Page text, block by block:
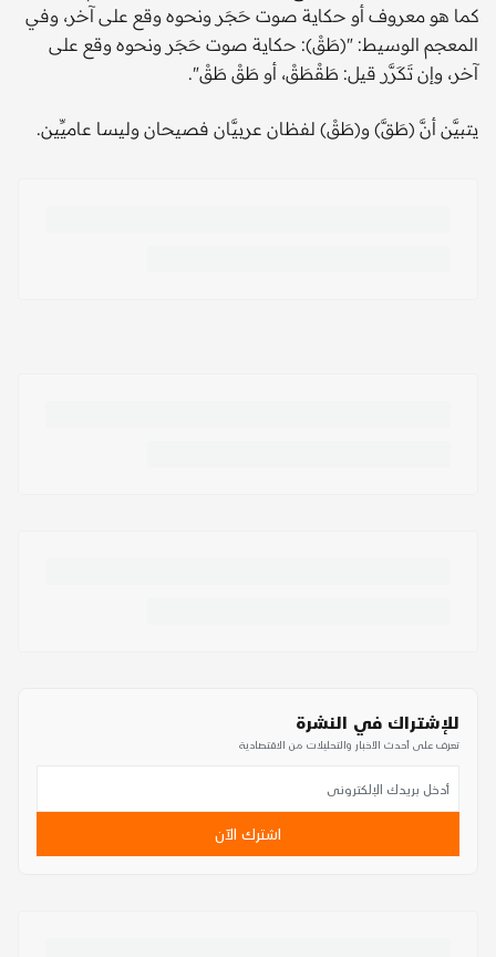
كما هو معروف أو حكاية صوت حَجَر ونحوه وقع على آخر، وفي
المعجم الوسيط: "(طَقْ): حكاية صوت حَجَر ونحوه وقع على
آخر، وإن تَكَرَّر قيل: طَقْطَقْ، أو طَقْ طَقْ".
يتبيَّن أنَّ (طَقَّ) و(طَقْ) لفظان عربيَّان فصيحان وليسا عاميِّين.
للإشتراك في النشرة
تعرف على أحدث الأخبار والتحليلات من الاقتصادية
اشترك الآن